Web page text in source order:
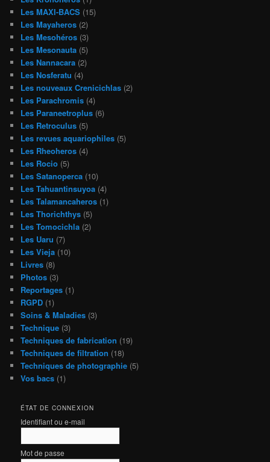
Les MAXI-BACS (15)
Les Mayaheros (2)
Les Mesohéros (3)
Les Mesonauta (5)
Les Nannacara (2)
Les Nosferatu (4)
Les nouveaux Crenicichlas (2)
Les Parachromis (4)
Les Paraneetroplus (6)
Les Retroculus (5)
Les revues aquariophiles (5)
Les Rheoheros (4)
Les Rocio (5)
Les Satanoperca (10)
Les Tahuantinsuyoa (4)
Les Talamancaheros (1)
Les Thorichthys (5)
Les Tomocichla (2)
Les Uaru (7)
Les Vieja (10)
Livres (8)
Photos (3)
Reportages (1)
RGPD (1)
Soins & Maladies (3)
Technique (3)
Techniques de fabrication (19)
Techniques de filtration (18)
Techniques de photographie (5)
Vos bacs (1)
ÉTAT DE CONNEXION
Identifiant ou e-mail
Mot de passe